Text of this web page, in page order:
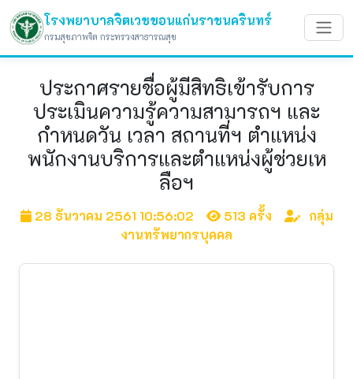
โรงพยาบาลจิตเวชขอนแก่นราชนครินทร์
กรมสุขภาพจิต กระทรวงสาธารณสุข
ประกาศรายชื่อผู้มีสิทธิเข้ารับการ
ประเมินความรู้ความสามารถฯ และ
กำหนดวัน เวลา สถานที่ฯ ตำแหน่ง
พนักงานบริการและตำแหน่งผู้ช่วยเห
ลือฯ
28 ธันวาคม 2561 10:56:02 513 ครั้ง
กลุ่ม
งานทรัพยากรบุคคล